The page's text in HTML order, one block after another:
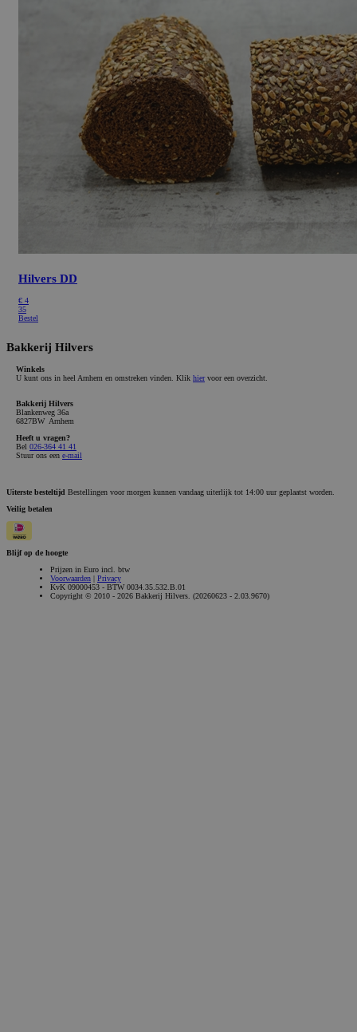
Hilvers DD
€ 4
35
Bestel
Bakkerij Hilvers
Winkels
U kunt ons in heel Arnhem en omstreken vinden. Klik hiervoor een overzicht.
Bakkerij Hilvers
Blankenweg 36a
6827BW Arnhem
Heeft u vragen?
Bel 026-364 41 41
Stuur ons een e-mail
Uiterste besteltijd Bestellingen voor morgen kunnen vandaag uiterlijk tot 14:00 uur geplaatst worden.
Veilig betalen
Blijf op de hoogte
Prijzen in Euro incl. btw
Voorwaarden | Privacy
KvK 09000453 - BTW 0034.35.532.B.01
Copyright © 2010 - 2026 Bakkerij Hilvers. (20260623 - 2.03.9670)